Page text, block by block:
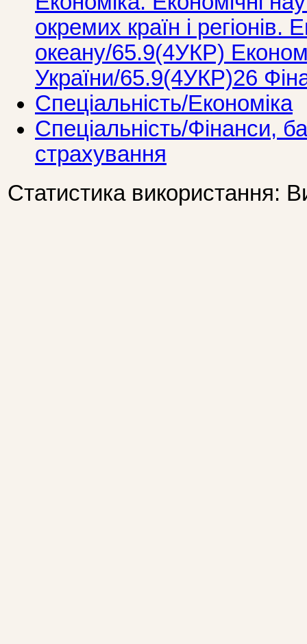
окремих країн і регіонів.
океану/65.9(4УКР)
України/65.9(4УКР)26
Спеціальність/Економіка
Спеціальність/Фінанси,
страхування
Статистика використання: